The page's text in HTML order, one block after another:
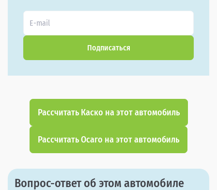
Подписаться
Рассчитать Каско на этот автомобиль
Рассчитать Осаго на этот автомобиль
Вопрос-ответ об этом автомобиле